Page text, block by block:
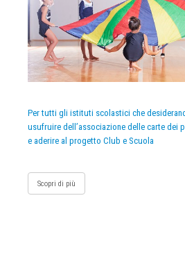
Per tutti gli istituti scolastici che
usufruire dell’associazione delle carte dei
e aderire al progetto Club e Scuola
Scopri di più